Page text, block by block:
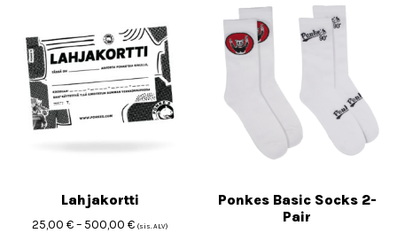
Lahjakortti
25,00€– 500,00€ (sis. ALV)
Ponkes Basic Socks 2-
Pair